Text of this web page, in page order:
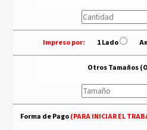
Impreso por: 1 Lado
Otros Tamaños
Forma de Pago(PARA INICIAR EL